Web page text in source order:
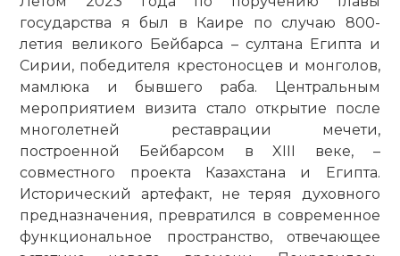
государства я был в Каире по случаю 800-
летия великого Бейбарса – султана Египта и
Сирии, победителя крестоносцев и монголов,
мамлюка и бывшего раба. Центральным
мероприятием визита стало открытие после
многолетней реставрации мечети,
построенной Бейбарсом в XIII веке, –
совместного проекта Казахстана и Египта.
Исторический артефакт, не теряя духовного
предназначения, превратился в современное
функ­циональное пространство, отвечающее